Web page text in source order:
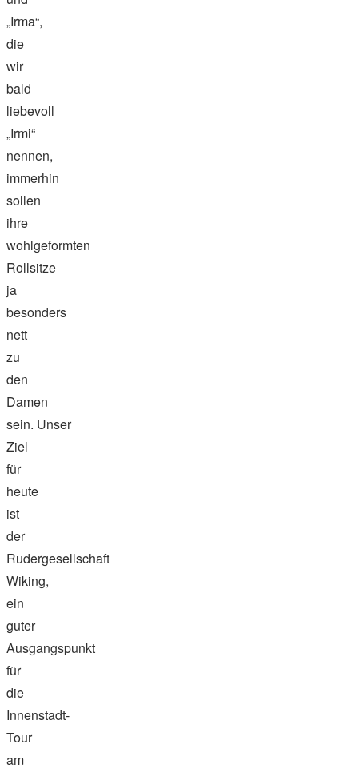
„Irma“,
die
wir
bald
liebevoll
„Irmi“
nennen,
immerhin
sollen
ihre
wohlgeformten
Rollsitze
ja
besonders
nett
zu
den
Damen
sein. Unser
Ziel
für
heute
ist
der
Rudergesellschaft
Wiking,
ein
guter
Ausgangspunkt
für
die
Innenstadt-
Tour
am